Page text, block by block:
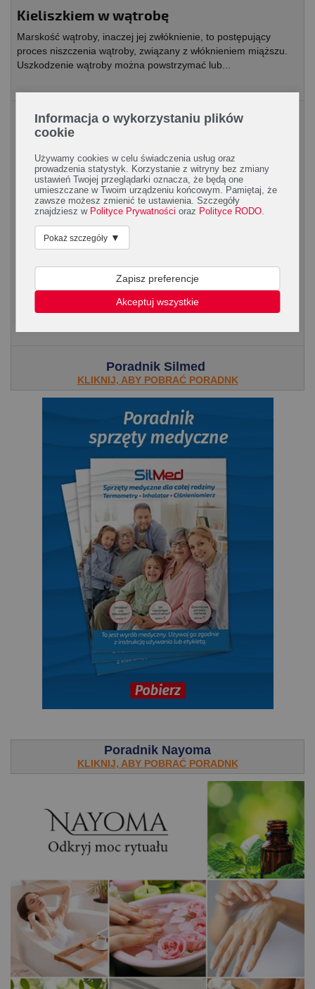
Kieliszkiem w wątrobę
Marskość wątroby, inaczej jej zwłóknienie, to postępujący
proces niszczenia wątroby, związany z włóknieniem miąższu.
Uszkodzenie wątroby można powstrzymać lub...
Układ pokarmowy
Zatrucie salmonellą – jak go uniknąć i co
Salmonella powoduje jedną z groźniejszych chorób zakaźnych
– salmonellozę. To zatrucie pokarmowe charakteryzujące się
uciążliwymi problemami...
Poradnik Silmed
KLIKNIJ, ABY POBRAĆ PORADNK
Poradnik Nayoma
KLIKNIJ, ABY POBRAĆ PORADNK
Informacja o wykorzystaniu plików
cookie
Używamy cookies w celu świadczenia usług oraz
prowadzenia statystyk. Korzystanie z witryny bez zmiany
ustawień Twojej przeglądarki oznacza, że będą one
umieszczane w Twoim urządzeniu końcowym. Pamiętaj, że
zawsze możesz zmienić te ustawienia. Szczegóły
znajdziesz w Polityce Prywatności oraz Polityce RODO
Pokaż szczegóły ▼
Zapisz preferencje
Akceptuj wszystkie